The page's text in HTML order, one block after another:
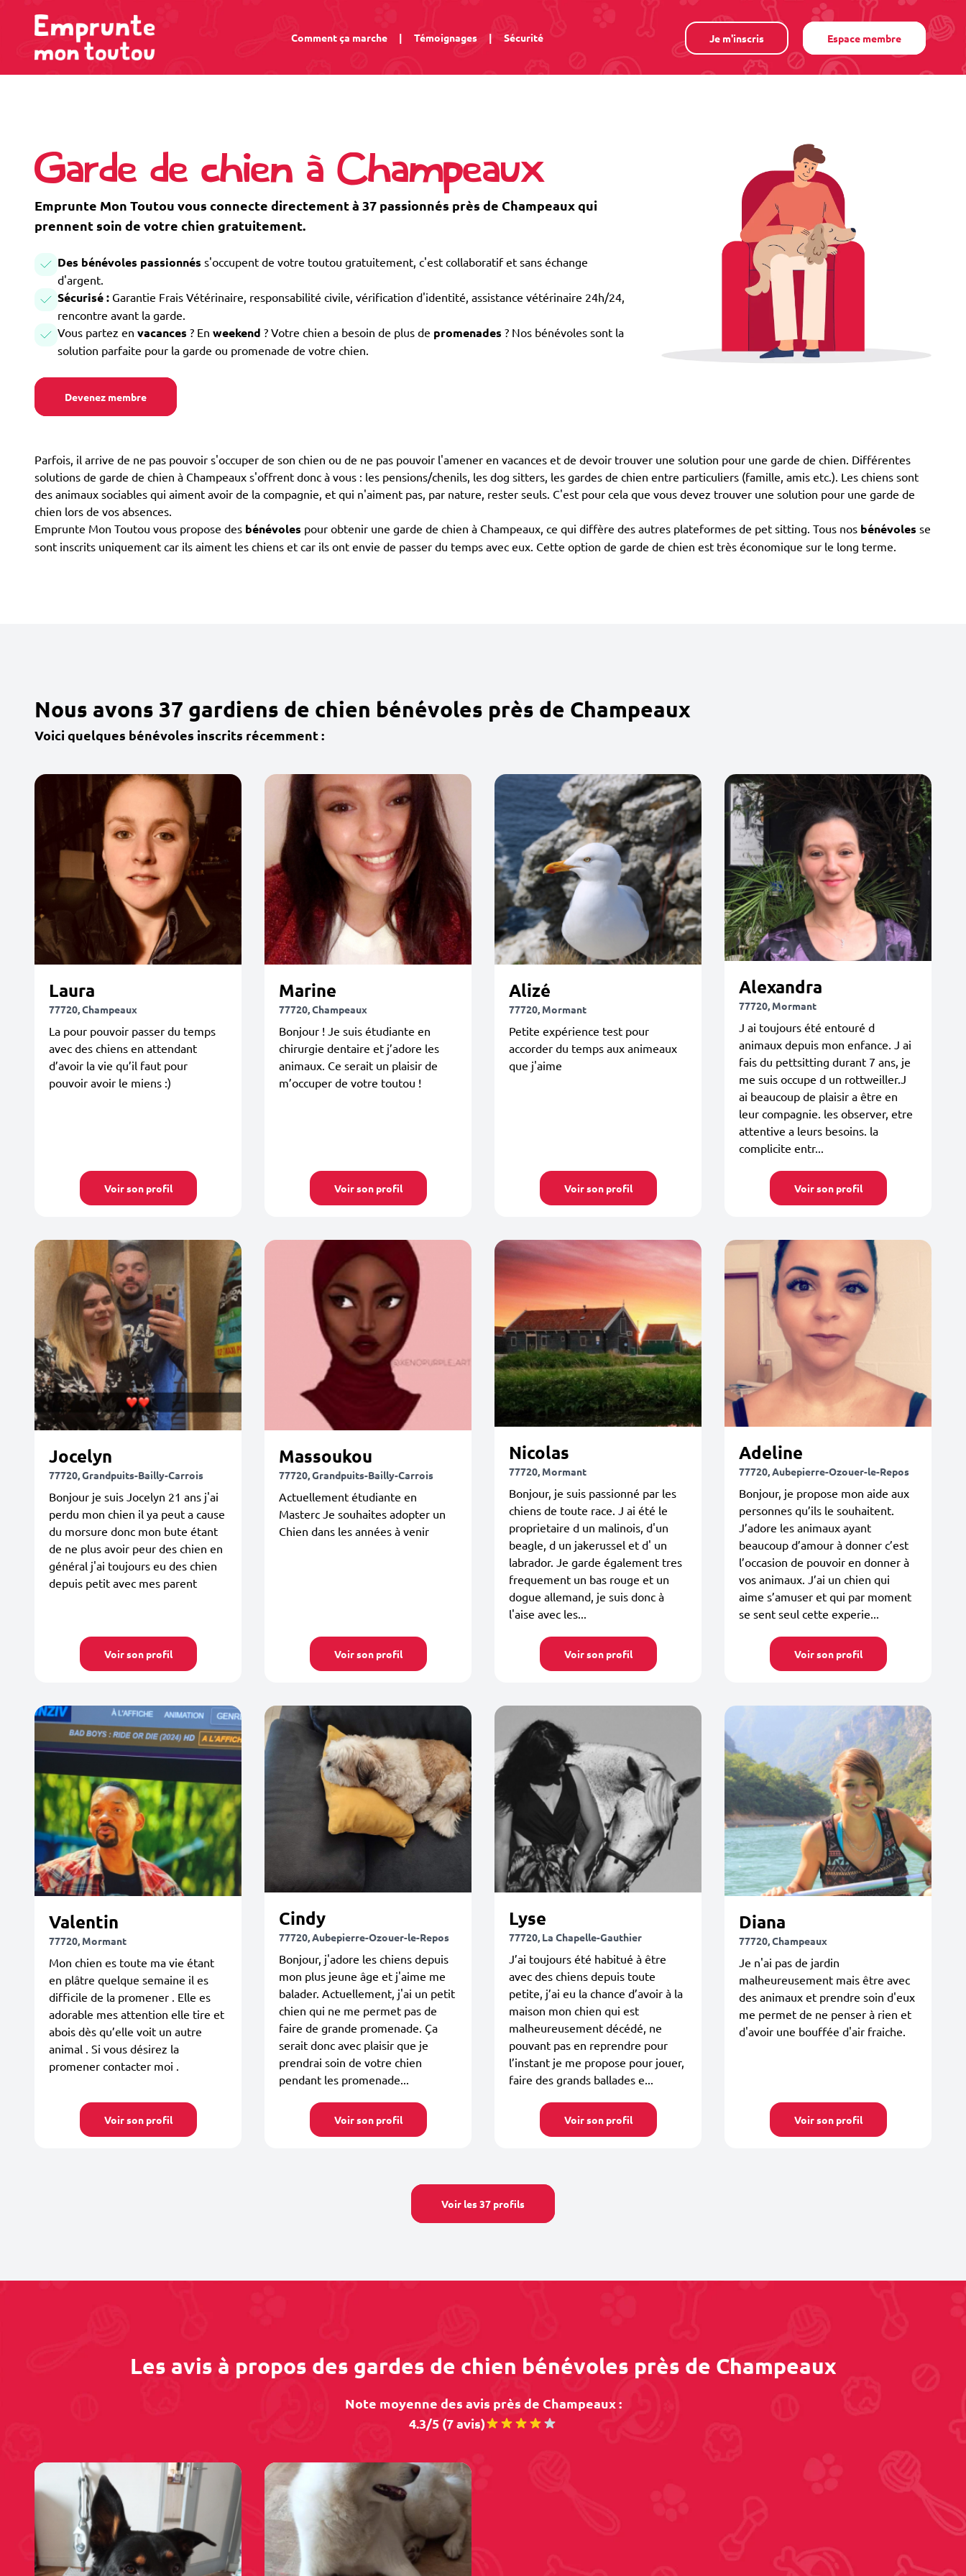
Comment ça marche | Témoignages | Sécurité Je m'inscris Espace membre
Garde de chien à Champeaux
Emprunte Mon Toutou vous connecte directement à 37 passionnés près de Champeaux qui
prennent soin de votre chien gratuitement.
Des bénévoles passionnés s'occupent de votre toutou gratuitement, c'est collaboratif et sans échange
d'argent.
Sécurisé : Garantie Frais Vétérinaire, responsabilité civile, vérification d'identité, assistance vétérinaire 24h/24,
rencontre avant la garde.
Vous partez en vacances ? En weekend ? Votre chien a besoin de plus de promenades ? Nos bénévoles sont la
solution parfaite pour la garde ou promenade de votre chien.
Devenez membre
Parfois, il arrive de ne pas pouvoir s'occuper de son chien ou de ne pas pouvoir l'amener en vacances et de devoir trouver une solution pour une garde de chien. Différentes
solutions de garde de chien à Champeaux s'offrent donc à vous : les pensions/chenils, les dog sitters, les gardes de chien entre particuliers (famille, amis etc.). Les chiens sont
des animaux sociables qui aiment avoir de la compagnie, et qui n'aiment pas, par nature, rester seuls. C'est pour cela que vous devez trouver une solution pour une garde de
chien lors de vos absences.
Emprunte Mon Toutou vous propose des bénévoles pour obtenir une garde de chien à Champeaux, ce qui diffère des autres plateformes de pet sitting. Tous nos bénévoles se
sont inscrits uniquement car ils aiment les chiens et car ils ont envie de passer du temps avec eux. Cette option de garde de chien est très économique sur le long terme.
Nous avons 37 gardiens de chien bénévoles près de Champeaux
Voici quelques bénévoles inscrits récemment :
Laura
77720, Champeaux
La pour pouvoir passer du temps
avec des chiens en attendant
d’avoir la vie qu’il faut pour
pouvoir avoir le miens :)
Voir son profil
Marine
77720, Champeaux
Bonjour ! Je suis étudiante en
chirurgie dentaire et j’adore les
animaux. Ce serait un plaisir de
m’occuper de votre toutou !
Voir son profil
Alizé
77720, Mormant
Petite expérience test pour
accorder du temps aux animeaux
que j'aime
Voir son profil
Alexandra
77720, Mormant
J ai toujours été entouré d
animaux depuis mon enfance. J ai
fais du pettsitting durant 7 ans, je
me suis occupe d un rottweiller.J
ai beaucoup de plaisir a être en
leur compagnie. les observer, etre
attentive a leurs besoins. la
complicite entr...
Voir son profil
Jocelyn
77720, Grandpuits-Bailly-Carrois
Bonjour je suis Jocelyn 21 ans j'ai
perdu mon chien il ya peut a cause
du morsure donc mon bute étant
de ne plus avoir peur des chien en
général j'ai toujours eu des chien
depuis petit avec mes parent
Voir son profil
Massoukou
77720, Grandpuits-Bailly-Carrois
Actuellement étudiante en
Masterc Je souhaites adopter un
Chien dans les années à venir
Voir son profil
Nicolas
77720, Mormant
Bonjour, je suis passionné par les
chiens de toute race. J ai été le
proprietaire d un malinois, d'un
beagle, d un jakerussel et d' un
labrador. Je garde également tres
frequement un bas rouge et un
dogue allemand, je suis donc à
l'aise avec les...
Voir son profil
Adeline
77720, Aubepierre-Ozouer-le-Repos
Bonjour, je propose mon aide aux
personnes qu’ils le souhaitent.
J’adore les animaux ayant
beaucoup d’amour à donner c’est
l’occasion de pouvoir en donner à
vos animaux. J’ai un chien qui
aime s’amuser et qui par moment
se sent seul cette experie...
Voir son profil
Valentin
77720, Mormant
Mon chien es toute ma vie étant
en plâtre quelque semaine il es
difficile de la promener . Elle es
adorable mes attention elle tire et
abois dès qu’elle voit un autre
animal . Si vous désirez la
promener contacter moi .
Voir son profil
Cindy
77720, Aubepierre-Ozouer-le-Repos
Bonjour, j'adore les chiens depuis
mon plus jeune âge et j'aime me
balader. Actuellement, j'ai un petit
chien qui ne me permet pas de
faire de grande promenade. Ça
serait donc avec plaisir que je
prendrai soin de votre chien
pendant les promenade...
Voir son profil
Lyse
77720, La Chapelle-Gauthier
J’ai toujours été habitué à être
avec des chiens depuis toute
petite, j’ai eu la chance d’avoir à la
maison mon chien qui est
malheureusement décédé, ne
pouvant pas en reprendre pour
l’instant je me propose pour jouer,
faire des grands ballades e...
Voir son profil
Diana
77720, Champeaux
Je n'ai pas de jardin
malheureusement mais être avec
des animaux et prendre soin d'eux
me permet de ne penser à rien et
d'avoir une bouffée d'air fraiche.
Voir son profil
Voir les 37 profils
Les avis à propos des gardes de chien bénévoles près de Champeaux
Note moyenne des avis près de Champeaux :
4.3/5 (7 avis)